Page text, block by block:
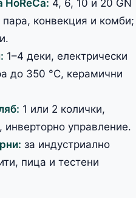
HoReCa: 4, 6, 10 и 20 GN
конвекция и комби;
1–4 деки, електрически
до 350 °C, керамични
1 или 2 колички,
инверторно управление.
за индустриално
пица и тестени